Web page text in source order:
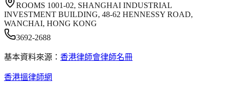
ROOMS 1001-02, SHANGHAI INDUSTRIAL
INVESTMENT BUILDING, 48-62 HENNESSY ROAD,
WANCHAI, HONG KONG
3692-2688
基本資料來源： 香港律師會律師名冊
香港搵律師網